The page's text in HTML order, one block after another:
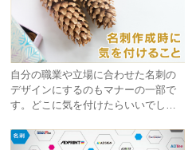
自分の職業や立場に合わせた名刺の
デザインにするのもマナーの一部で
す。どこに気を付けたらいいでしょ